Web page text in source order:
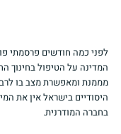
לפני כמה חודשים פרסמתי
המדינה על הטיפול בחינוך
מממנת ומאפשרת מצב בו
היסודיים בישראל אין את
בחברה המודרנית.